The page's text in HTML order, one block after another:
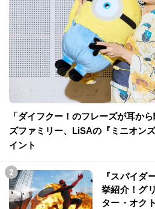
「ダイフクー！のフレーズが耳か
ズファミリー、LiSAの『ミニオン
イント
『スパイダ
挙紹介！グ
ター・オク